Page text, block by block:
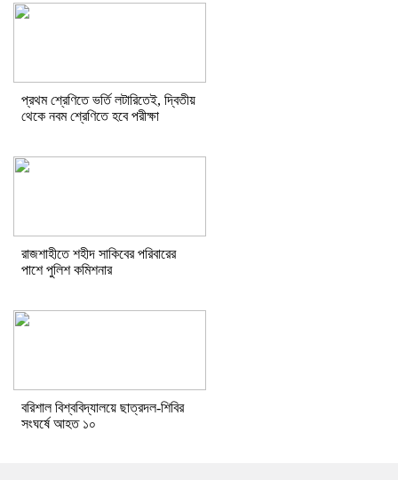
প্রথম শ্রেণিতে ভর্তি লটারিতেই, দ্বিতীয়
থেকে নবম শ্রেণিতে হবে পরীক্ষা
রাজশাহীতে শহীদ সাকিবের পরিবারের
পাশে পুলিশ কমিশনার
বরিশাল বিশ্ববিদ্যালয়ে ছাত্রদল-শিবির
সংঘর্ষে আহত ১০